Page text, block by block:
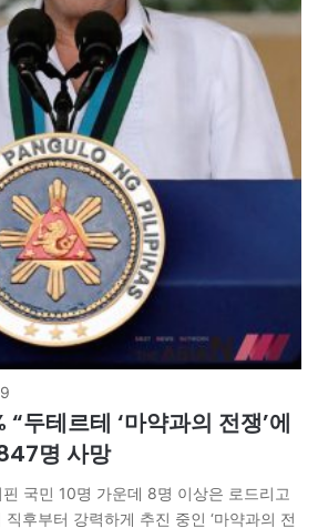
두테르테 ‘마약과의 전쟁’에
명 사망
국민 10명 가운데 8명 이상은 로드리고
후부터 강력하게 추진 중인 ‘마약과의 전